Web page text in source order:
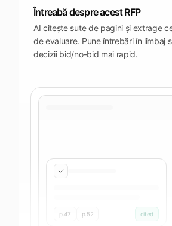
Întreabă despre acest RFP
AI citește sute de pagini și extrage
de evaluare. Pune întrebări în limbaj
decizii bid/no-bid mai rapid.
p.47 p.52 cited